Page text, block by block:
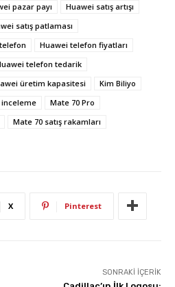
pazar payı
Huawei satış artışı
satış patlaması
Huawei telefon fiyatları
telefon tedarik
üretim kapasitesi
Kim Biliyo
inceleme
Mate 70 Pro
Mate 70 satış rakamları
X Pinterest
SONRAKI İÇERIK